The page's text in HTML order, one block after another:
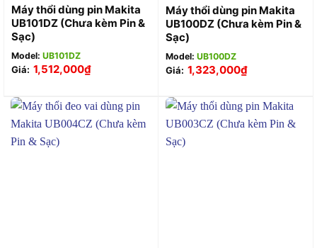
Máy thổi dùng pin Makita
UB101DZ (Chưa kèm Pin &
Sạc)
Model: UB101DZ
Giá: 1,512,000₫
Máy thổi dùng pin Makita
UB100DZ (Chưa kèm Pin &
Sạc)
Model: UB100DZ
Giá: 1,323,000₫